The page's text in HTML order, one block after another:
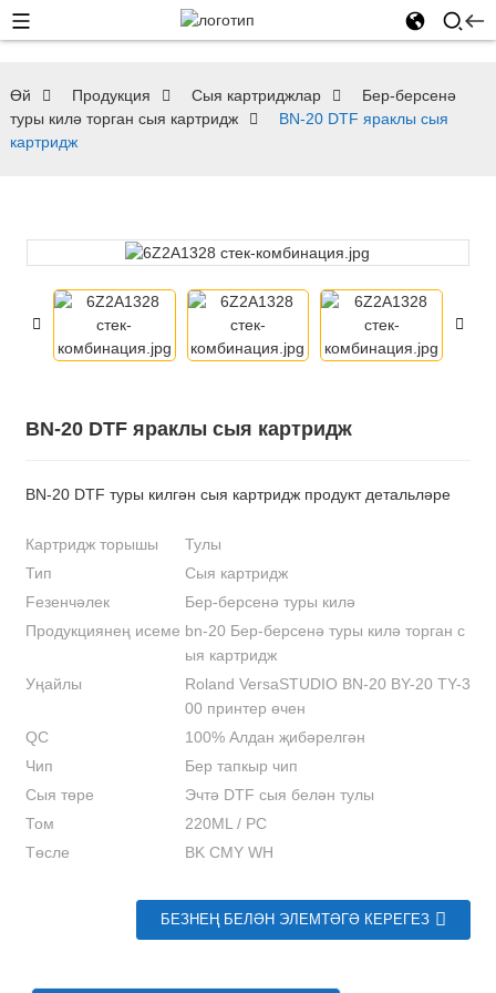
Өй Продукция Сыя картриджлар
Бер-берсенә
туры килә торган сыя картридж
BN-20 DTF яраклы сыя
картридж
BN-20 DTF яраклы сыя картридж
BN-20 DTF туры килгән сыя картридж продукт детальләре
Картридж торышы
Тулы
Тип
Сыя картридж
Feзенчәлек
Бер-берсенә туры килә
Продукциянең исеме bn-20 Бер-берсенә туры килә торган с
ыя картридж
Уңайлы
Roland VersaSTUDIO BN-20 BY-20 TY-3
00 принтер өчен
QC
100% Алдан җибәрелгән
Чип
Бер тапкыр чип
Сыя төре
Эчтә DTF сыя белән тулы
Том
220ML / PC
Төсле
BK CMY WH
БЕЗНЕҢ БЕЛӘН ЭЛЕМТӘГӘ КЕРЕГЕЗ